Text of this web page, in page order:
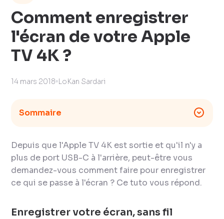
Comment enregistrer
l'écran de votre Apple
TV 4K ?
14 mars 2018 LoKan Sardari
Sommaire
Depuis que l'Apple TV 4K est sortie et qu'il n'y a
plus de port USB-C à l'arrière, peut-être vous
demandez-vous comment faire pour enregistrer
ce qui se passe à l'écran ? Ce tuto vous répond.
Enregistrer votre écran, sans fil